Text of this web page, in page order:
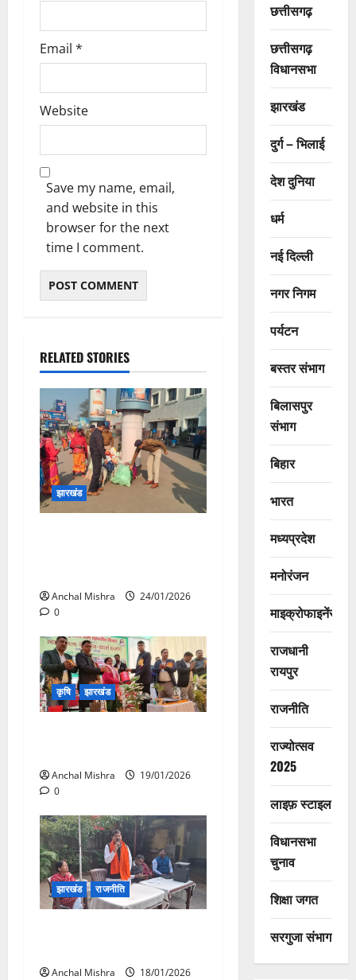
Email *
Website
Save my name, email,
and website in this
browser for the next
time I comment.
RELATED STORIES
झारखंड
Anchal Mishra
24/01/2026
0
कृषि झारखंड
Anchal Mishra
19/01/2026
0
झारखंड राजनीति
Anchal Mishra
18/01/2026
छत्तीसगढ़
छत्तीसगढ़
विधानसभा
झारखंड
दुर्ग – भिलाई
देश दुनिया
धर्म
नई दिल्ली
नगर निगम
पर्यटन
बस्तर संभाग
बिलासपुर
संभाग
बिहार
भारत
मध्यप्रदेश
मनोरंजन
माइक्रोफाइनेंस
राजधानी
रायपुर
राजनीति
राज्योत्सव
2025
लाइफ़ स्टाइल
विधानसभा
चुनाव
शिक्षा जगत
सरगुजा संभाग